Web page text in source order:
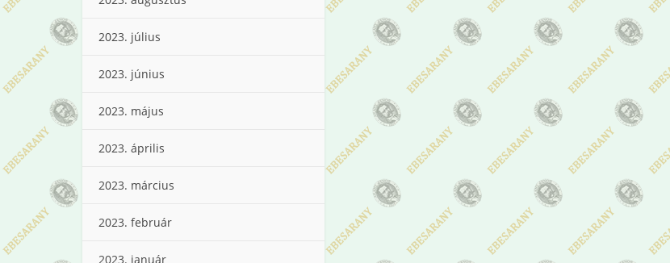
2023. július
2023. június
2023. május
2023. április
2023. március
2023. február
2023. január